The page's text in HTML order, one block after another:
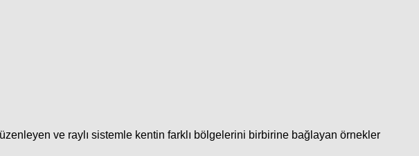
ve raylı sistemle kentin farklı bölgelerini birbirine bağlayan örnekler